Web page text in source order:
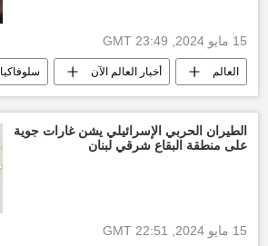
15 مايو 2024, 23:49 GMT
العالم أخبار العالم الآن سلوفاكيا
الطيران الحربي الإسرائيلي يشن غارات جوية
على منطقة البقاع شرقي لبنان
15 مايو 2024, 22:51 GMT